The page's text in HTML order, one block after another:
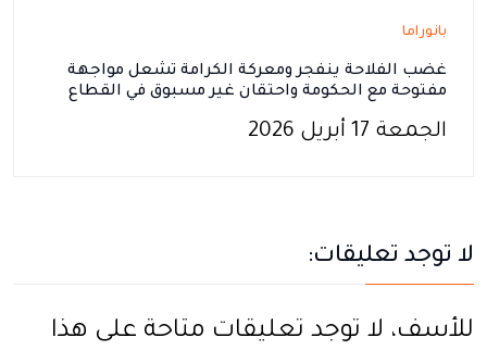
بانوراما
غضب الفلاحة ينفجر ومعركة الكرامة تشعل مواجهة
مفتوحة مع الحكومة واحتقان غير مسبوق في القطاع
الجمعة 17 أبريل 2026
لا توجد تعليقات:
للأسف، لا توجد تعليقات متاحة على هذا